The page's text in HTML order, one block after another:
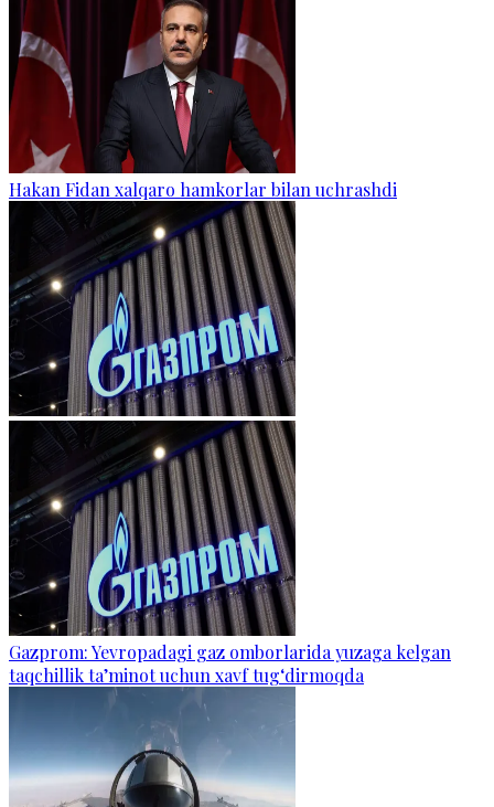
Hakan Fidan xalqaro hamkorlar bilan uchrashdi
Gazprom: Yevropadagi gaz omborlarida yuzaga kelgan
taqchillik ta’minot uchun xavf tug‘dirmoqda